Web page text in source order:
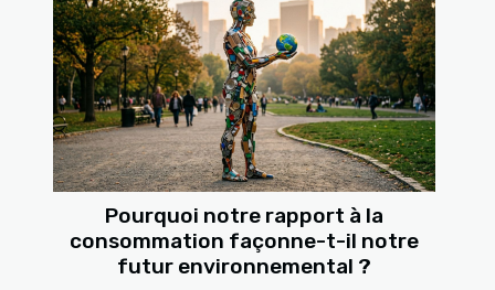
Pourquoi notre rapport à la
consommation façonne-t-il notre
futur environnemental ?